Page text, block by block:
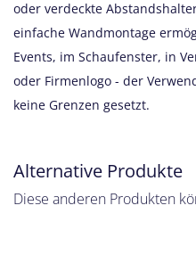
oder verdeckte
einfache Wandmontage
Events, im Schaufenster, in
oder Firmenlogo - der
keine Grenzen gesetzt.
Alternative Produkte
Diese anderen Produkten